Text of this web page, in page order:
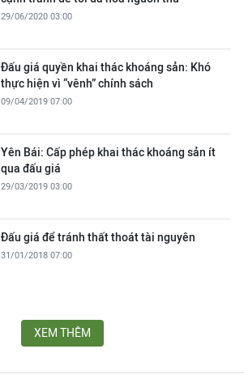
29/06/2020 03:00
Đấu giá quyền khai thác khoáng sản: Khó
thực hiện vì “vênh” chính sách
09/04/2019 07:00
Yên Bái: Cấp phép khai thác khoáng sản ít
qua đấu giá
29/03/2019 03:00
Đấu giá để tránh thất thoát tài nguyên
31/01/2018 07:00
XEM THÊM